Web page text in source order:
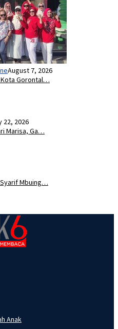
August 7, 2026
Kota Gorontal…
22, 2026
Marisa, Ga…
Mbuing…
Anak